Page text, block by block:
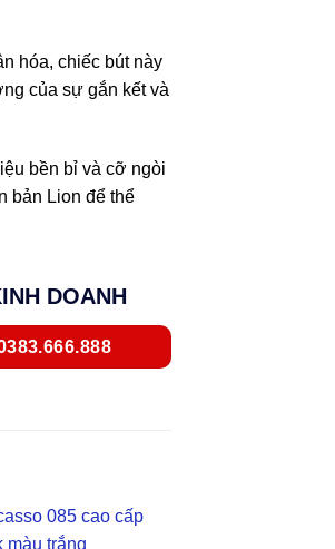
hóa, chiếc bút này
của sự gắn kết và
bền bỉ và cỡ ngòi
bản Lion để thể
DOANH